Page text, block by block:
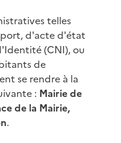
telles
d'acte d'état
(CNI), ou
de
se rendre à la
: Mairie de
de la Mairie,
.